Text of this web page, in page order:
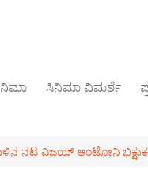
ಸಿನಿಮಾ ವಿಮರ್ಶೆ
ನಟ ವಿಜಯ್ ಆಂಟೋನಿ ಭಿಕ್ಷುಕ-